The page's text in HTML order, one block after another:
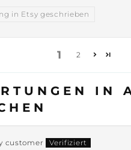
in Etsy geschrieben
1 2
IN
customer